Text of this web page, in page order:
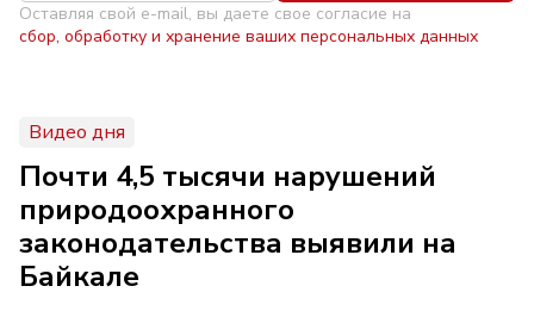
Оставляя свой e-mail, вы даете свое согласие на
сбор, обработку и хранение ваших персональных данных
Видео дня
Почти 4,5 тысячи нарушений
природоохранного
законодательства выявили на
Байкале